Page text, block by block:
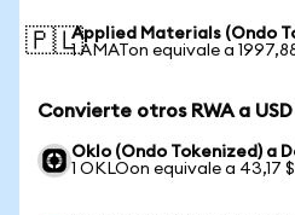
🇵🇱Applied Materials (Ondo
1 AMATon equivale a
Convierte otros RWA a USD
Oklo (Ondo Tokenized) a
1 OKLOon equivale a 43,17 $